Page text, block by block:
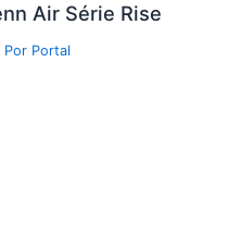
Air Série Rise
Por Portal